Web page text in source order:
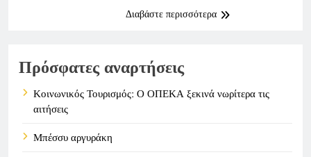
Διαβάστε περισσότερα
Πρόσφατες αναρτήσεις
Κοινωνικός Τουρισμός: Ο ΟΠΕΚΑ ξεκινά νωρίτερα τις
αιτήσεις
Μπέσσυ αργυράκη